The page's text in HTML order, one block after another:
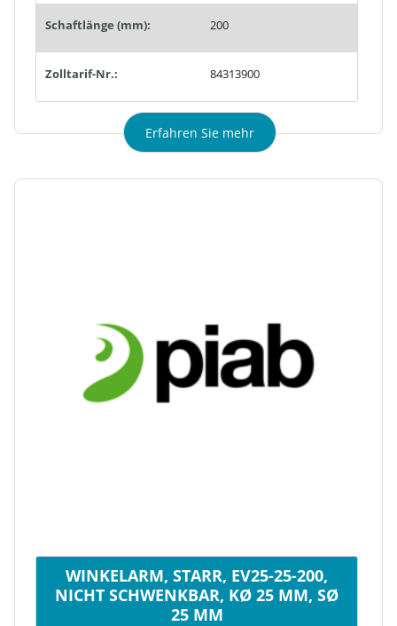
Schaftlänge (mm): 200
Zolltarif-Nr.: 84313900
Erfahren Sie mehr
WINKELARM, STARR, EV25-25-200,
NICHT SCHWENKBAR, KØ 25 MM, SØ
25 MM